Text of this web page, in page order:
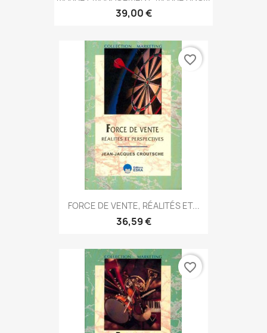
39,00 €
FORCE DE VENTE, RÉALITÉS ET...
36,59 €
favorite_border
favorite_border